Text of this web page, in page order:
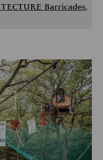
Barricades,